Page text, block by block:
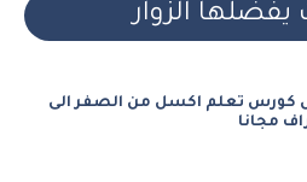
الزوار
كورس تعلم اكسل من الصفر الى
مجانا